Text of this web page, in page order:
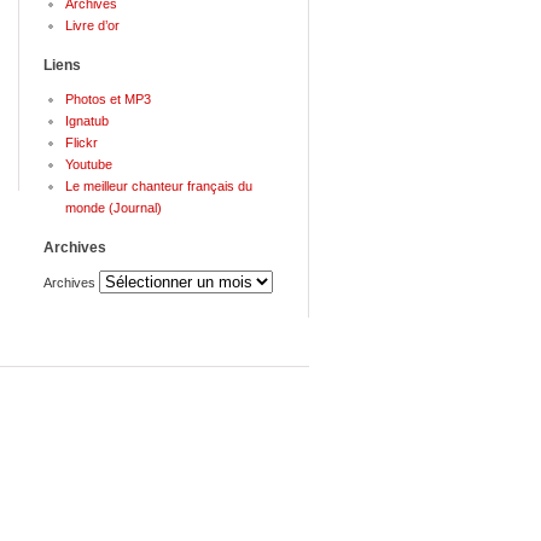
Archives
Livre d’or
Liens
Photos et MP3
Ignatub
Flickr
Youtube
Le meilleur chanteur français du
monde (Journal)
Archives
Archives